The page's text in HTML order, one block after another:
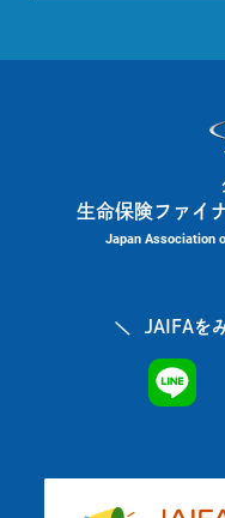
生命保険ファイ
Japan Association
JAIFAを